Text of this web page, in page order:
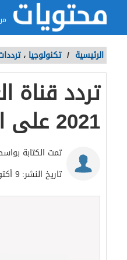
الرئيسية / تكنولوجيا ،
2021 على النايل سات
تمت الكتابة
تاريخ النشر: 9 أكتوبر 2024 - 9:47ص